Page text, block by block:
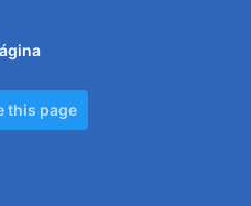
this page